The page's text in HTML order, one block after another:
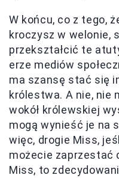
W końcu, co z tego,
kroczysz w welonie,
przekształcić te
erze mediów
ma szansę stać się
królestwa. A nie, nie
wokół królewskiej
mogą wynieść je na
więc, drogie Miss,
możecie zaprzestać
Miss, to